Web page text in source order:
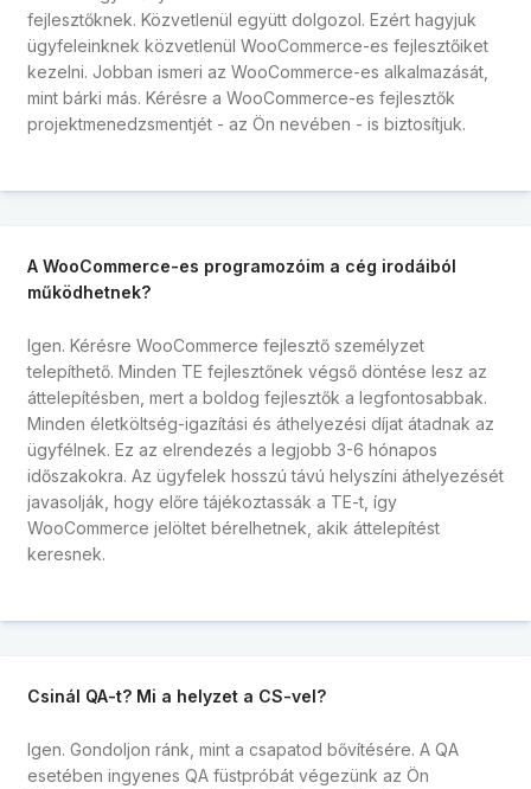
fejlesztőknek. Közvetlenül együtt dolgozol. Ezért hagyjuk
ügyfeleinknek közvetlenül WooCommerce-es fejlesztőiket
kezelni. Jobban ismeri az WooCommerce-es alkalmazását,
mint bárki más. Kérésre a WooCommerce-es fejlesztők
projektmenedzsmentjét - az Ön nevében - is biztosítjuk.
A WooCommerce-es programozóim a cég irodáiból
működhetnek?
Igen. Kérésre WooCommerce fejlesztő személyzet
telepíthető. Minden TE fejlesztőnek végső döntése lesz az
áttelepítésben, mert a boldog fejlesztők a legfontosabbak.
Minden életköltség-igazítási és áthelyezési díjat átadnak az
ügyfélnek. Ez az elrendezés a legjobb 3-6 hónapos
időszakokra. Az ügyfelek hosszú távú helyszíni áthelyezését
javasolják, hogy előre tájékoztassák a TE-t, így
WooCommerce jelöltet bérelhetnek, akik áttelepítést
keresnek.
Csinál QA-t? Mi a helyzet a CS-vel?
Igen. Gondoljon ránk, mint a csapatod bővítésére. A QA
esetében ingyenes QA füstpróbát végezünk az Ön